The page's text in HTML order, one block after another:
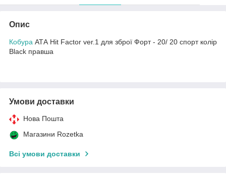
Опис
Кобура АТА Hit Factor ver.1 для зброї Форт - 20/ 20 спорт колір
Black правша
Умови доставки
Нова Пошта
Магазини Rozetka
Всі умови доставки